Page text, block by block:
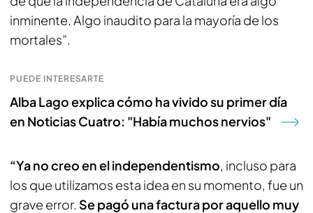
inminente. Algo inaudito para la mayoría de los
mortales”.
PUEDE INTERESARTE
Alba Lago explica cómo ha vivido su primer día
en Noticias Cuatro: "Había muchos nervios"
“Ya no creo en el independentismo, incluso para
los que utilizamos esta idea en su momento, fue un
grave error. Se pagó una factura por aquello muy